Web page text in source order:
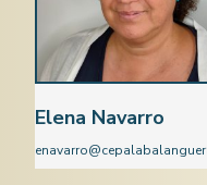
Elena Navarro
Castellà